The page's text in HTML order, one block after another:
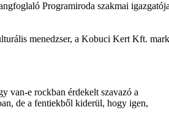
Programiroda szakmai
menedzser, a Kobuci Kert Kft.
van-e rockban érdekelt szavazó a
de a fentiekből kiderül, hogy igen,